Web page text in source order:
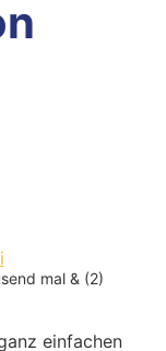
mal & (2)
einfachen